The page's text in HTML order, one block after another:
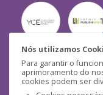
Nós utilizamos
Para garantir o
aprimoramento do
cookies podem ser